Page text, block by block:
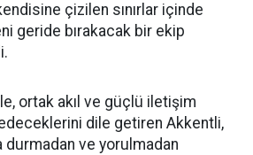
çizilen sınırlar içinde
geride bırakacak bir ekip
ortak akıl ve güçlü iletişim
edeceklerini dile getiren Akkentli,
ve yorulmadan